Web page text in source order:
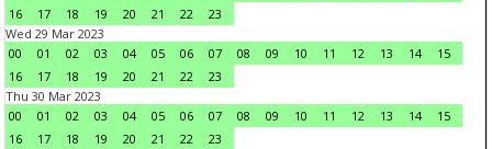
16
17 18 19 20 21 22
23
Wed 29 Mar 2023
00
01 02 03 04 05 06 07 08 09 10 11 12 13 14
15
16
17 18 19 20 21 22
23
Thu 30 Mar 2023
00
01 02 03 04 05 06 07 08 09 10 11 12 13 14
15
16
17 18 19 20 21 22
23